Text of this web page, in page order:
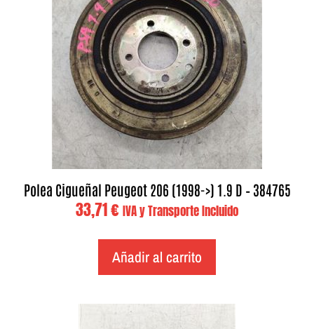
Polea Cigueñal Peugeot 206 (1998->) 1.9 D – 384765
33,71€ IVA y Transporte Incluido
Añadir al carrito